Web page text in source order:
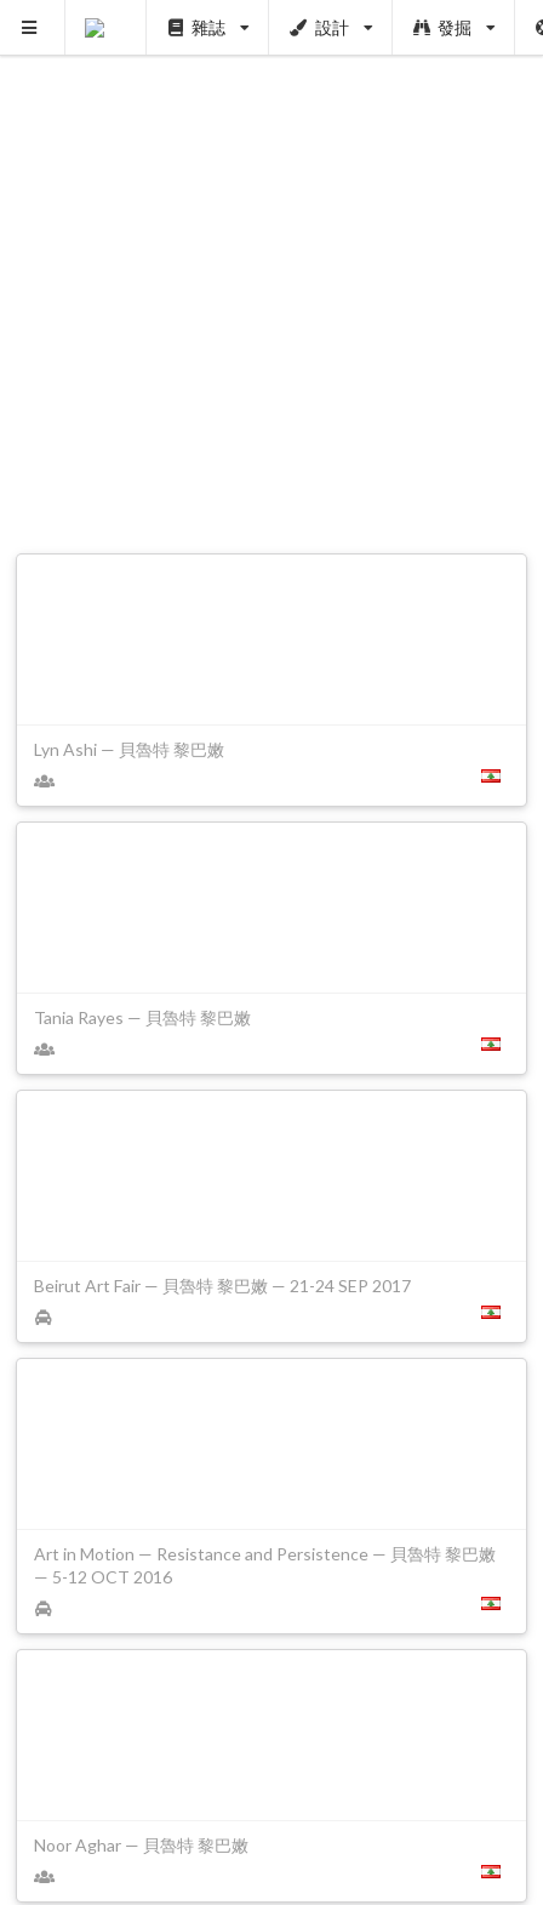
雜誌 設計 發掘
Lyn Ashi — 貝魯特 黎巴嫩
Tania Rayes — 貝魯特 黎巴嫩
Beirut Art Fair — 貝魯特 黎巴嫩 — 21-24 SEP 2017
Art in Motion — Resistance and Persistence — 貝魯特 黎巴嫩
— 5-12 OCT 2016
Noor Aghar — 貝魯特 黎巴嫩